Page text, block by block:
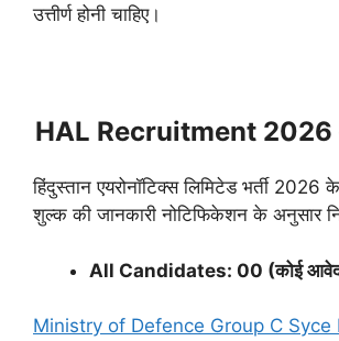
उत्तीर्ण होनी चाहिए।
HAL Recruitment 2026
हिंदुस्तान एयरोनॉटिक्स लिमिटेड भर्ती
शुल्क की जानकारी नोटिफिकेशन के अनुसार
All Candidates: 00 (कोई
Ministry of Defence Group C Syce